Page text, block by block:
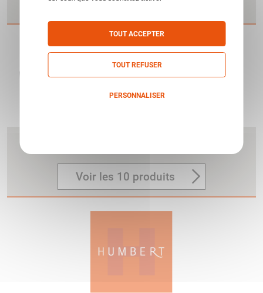
Voir les 15 produits
Voir les 10 produits
TOUT ACCEPTER
TOUT REFUSER
PERSONNALISER